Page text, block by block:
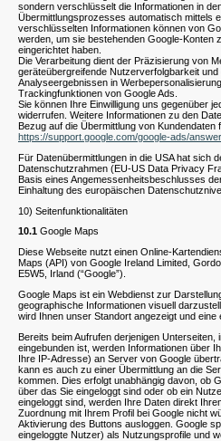
sondern verschlüsselt die Informationen in
Übermittlungsprozesses automatisch mittels
verschlüsselten Informationen können von
werden, um sie bestehenden Google-Konten
eingerichtet haben.
Die Verarbeitung dient der Präzisierung von
geräteübergreifende Nutzerverfolgbarkeit
Analyseergebnissen in
Trackingfunktionen von Google Ads.
Sie können Ihre Einwilligung uns gegenüber
widerrufen. Weitere Informationen zu den
Bezug auf die Übermittlung von Kundendaten
https://support.google.com/google-ads/
Für Datenübermittlungen in die USA hat sich
Datenschutzrahmen (EU-US Data Privacy
Basis eines Angemessenheitsbeschlusses
Einhaltung des europäischen
10) Seitenfunktionalitäten
10.1 Google Maps
Diese Webseite nutzt einen Online-
Maps (API) von Google Ireland Limited,
E5W5, Irland (“Google”).
Google Maps ist ein Webdienst zur
geographische Informationen visuell
wird Ihnen unser Standort angezeigt und eine
Bereits beim Aufrufen derjenigen Unterseiten,
eingebunden ist, werden Informationen über
Ihre IP-Adresse) an Server von Google
kann es auch zu einer Übermittlung an die
kommen. Dies erfolgt unabhängig davon, ob
über das Sie eingeloggt sind oder ob ein
eingeloggt sind, werden Ihre Daten direkt
Zuordnung mit Ihrem Profil bei Google nicht
Aktivierung des Buttons ausloggen. Google
eingeloggte Nutzer) als Nutzungsprofile und